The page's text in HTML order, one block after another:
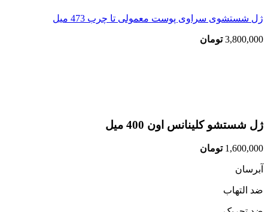
ژل شستشوی سراوی پوست معمولی تا چرب 473 میل
3,800,000 تومان
ژل شستشو کلینانس اون 400 میل
1,600,000 تومان
آبرسان
ضد التهاب